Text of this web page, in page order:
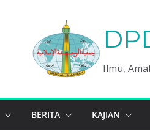
Ilmu,
BERITA KAJIAN